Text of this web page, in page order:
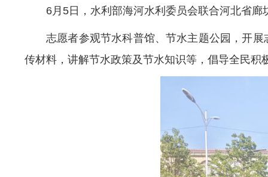
6月5日，水利部海河水利委员会联合河北省
志愿者参观节水科普馆、节水主题公园，开
传材料，讲解节水政策及节水知识等，倡导全民